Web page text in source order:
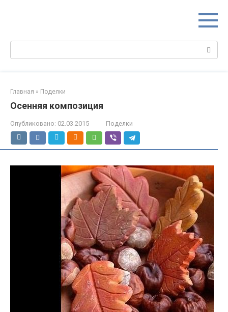
Поиск:
Главная » Поделки
Осенняя композиция
Опубликовано: 02.03.2015 Поделки